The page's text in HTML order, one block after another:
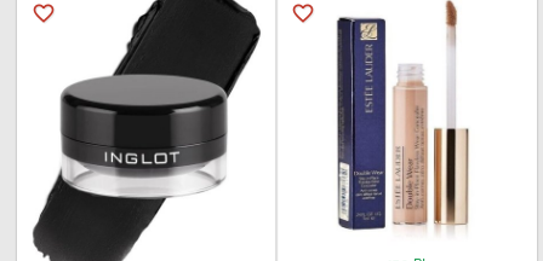
favorite_border
favorite_border